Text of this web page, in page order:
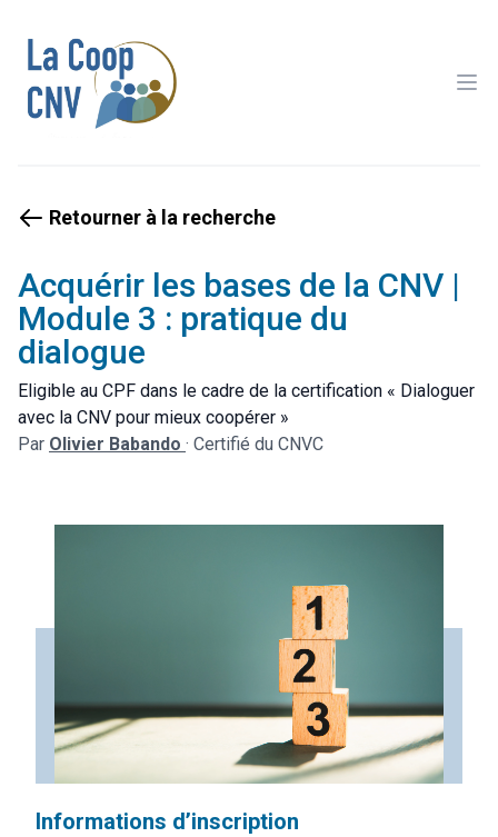
Retourner à la recherche
Acquérir les bases de la CNV |
Module 3 : pratique du
dialogue
Eligible au CPF dans le cadre de la certification « Dialoguer
avec la CNV pour mieux coopérer »
Par Olivier Babando · Certifié du CNVC
Informations d’inscription